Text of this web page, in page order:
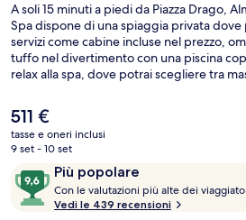
A soli 15 minuti a piedi da Piazza Drago,
Spa dispone di una spiaggia privata
servizi come cabine incluse nel prezzo,
tuffo nel divertimento con una piscina
relax alla spa, dove potrai scegliere tra
piscina, Mediterra propone cucina
colazione, il pranzo e la cena. Gli altri
lusso sono 2 bar/lounge, un bar a bordo
Altri viaggiatori apprezzano il personale
Il
prezzo
attuale
511 €
511 €
tasse e oneri inclusi
9 set - 10 set
RecensioniPiù popolare
9,6
su
10,
Con le valutazioni più alte dei
Vedi le 439 recensioni